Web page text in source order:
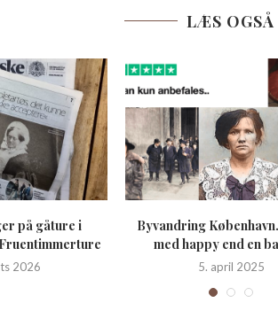
LÆS OGSÅ
på gåture i
2026
Byvandring
med happy end en
5. april 2025